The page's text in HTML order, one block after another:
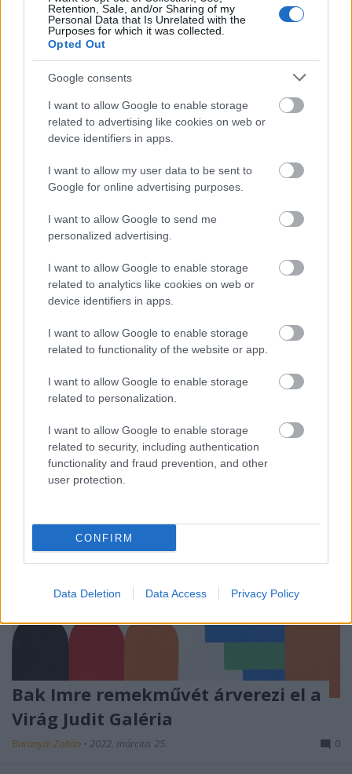
Retention, Sale, and/or Sharing of my
Personal Data that Is Unrelated with the
Purposes for which it was collected.
Opted Out
Google consents
I want to allow Google to enable storage
related to advertising like cookies on web or
device identifiers in apps.
I want to allow my user data to be sent to
Google for online advertising purposes.
I want to allow Google to send me
personalized advertising.
I want to allow Google to enable storage
related to analytics like cookies on web or
device identifiers in apps.
I want to allow Google to enable storage
related to functionality of the website or app.
I want to allow Google to enable storage
related to personalization.
I want to allow Google to enable storage
related to security, including authentication
functionality and fraud prevention, and other
user protection.
CONFIRM
Data Deletion Data Access Privacy Policy
vásárbaaNyolcésfélbe, a Német utca 16-ba, a ...
A kapszulatorony halála
2022. április 05.
Minden elmúlik...
lebontják Japán kortárs építészetének egyik
legjellegzetesebb ...
Bak Imre remekművét árverezi el a
Virág Judit Galéria
Baranyai Zoltán • 2022. március 25. 0